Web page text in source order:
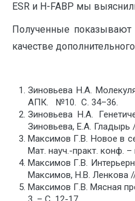
ESR и Н-FABР мы
Полученные показывают
качестве
Зиновьева H.A.
АПК. №10. С. 34–36.
Зиновьева H.A.
Зиновьева, Е.А.
Максимов Г.В. Новое в
Мат. науч.-практ. конф.
Максимов Г.В.
Максимов, Н.В. Ленкова
Максимов Г.В. Мясная